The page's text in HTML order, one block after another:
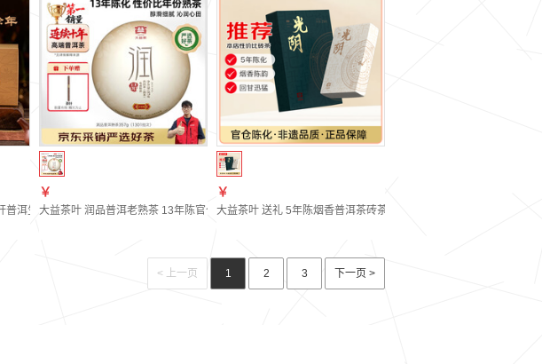
罐装解块茶
普洱生茶 自饮 口粮性价比标杆茶 【升级版】整提150g*5饼(2601批次)
￥
大益茶叶 润品普洱老熟茶 13年陈官仓 口粮茶熟茶（1301） 单饼装357g
￥
大益茶叶 送礼 5年陈烟香普洱茶砖茶 光阴生茶自己喝 经典砖茶 单盒
< 上一页 1 2 3 下一页 >